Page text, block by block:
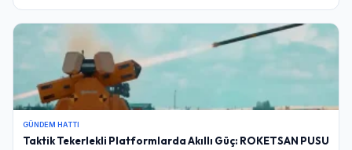
GÜNDEM HATTI
Taktik Tekerlekli Platformlarda Akıllı Güç: ROKETSAN PUSU